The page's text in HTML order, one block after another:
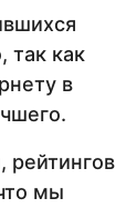
так как
в
мы